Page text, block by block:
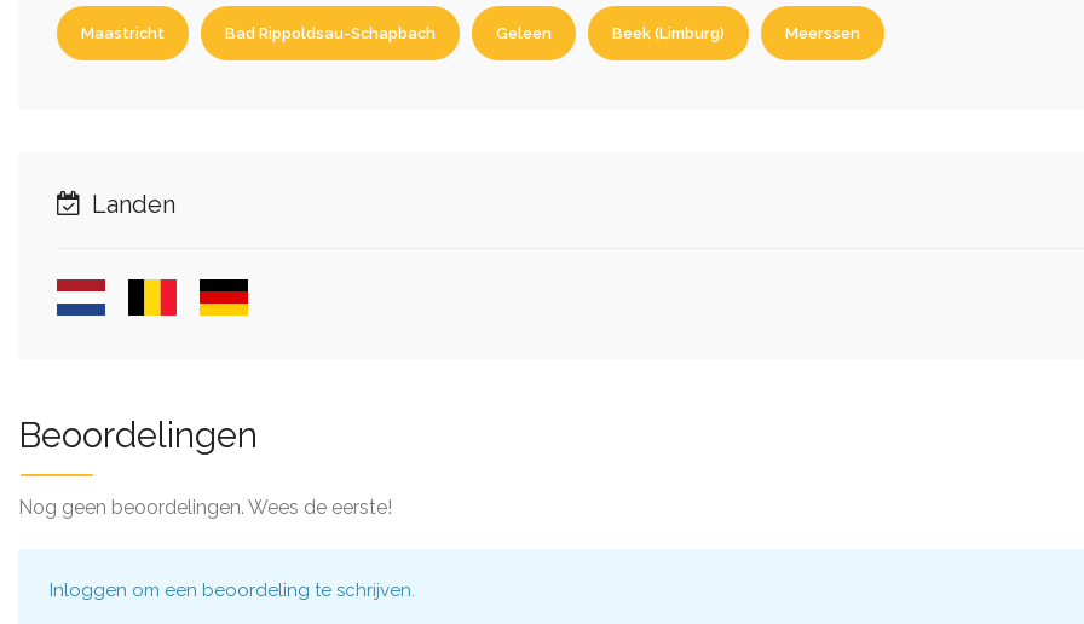
Maastricht Bad Rippoldsau-Schapbach Geleen Beek (Limburg) Meerssen
Landen
Beoordelingen
Nog geen beoordelingen. Wees de eerste!
Inloggen om een beoordeling te schrijven.